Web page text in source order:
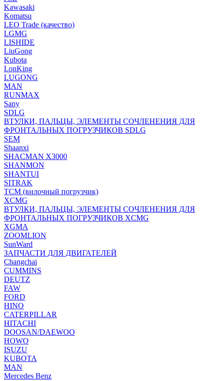
Kawasaki
Komatsu
LEO Trade (качество)
LGMG
LISHIDE
LiuGong
Kubota
LonKing
LUGONG
MAN
RUNMAX
Sany
SDLG
ВТУЛКИ, ПАЛЬЦЫ, ЭЛЕМЕНТЫ СОЧЛЕНЕНИЯ ДЛЯ
ФРОНТАЛЬНЫХ ПОГРУЗЧИКОВ SDLG
SEM
Shaanxi
SHACMAN X3000
SHANMON
SHANTUI
SITRAK
TCM (вилочный погрузчик)
XCMG
ВТУЛКИ, ПАЛЬЦЫ, ЭЛЕМЕНТЫ СОЧЛЕНЕНИЯ ДЛЯ
ФРОНТАЛЬНЫХ ПОГРУЗЧИКОВ XCMG
XGMA
ZOOMLION
SunWard
ЗАПЧАСТИ ДЛЯ ДВИГАТЕЛЕЙ
Changchai
CUMMINS
DEUTZ
FAW
FORD
HINO
CATERPILLAR
HITACHI
DOOSAN/DAEWOO
HOWO
ISUZU
KUBOTA
MAN
Mercedes Benz